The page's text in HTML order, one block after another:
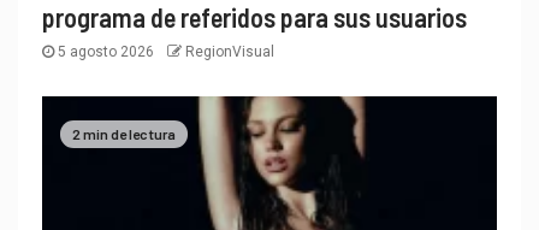
programa de referidos para sus usuarios
5 agosto 2026 RegionVisual
2 min de lectura